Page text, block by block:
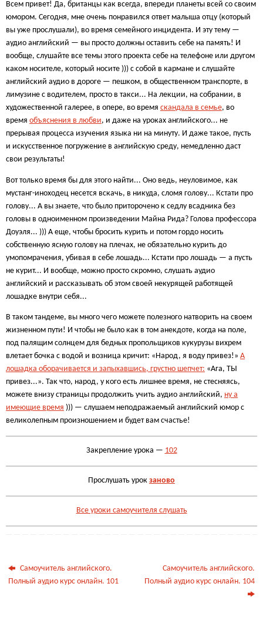
Всем привет! Да, британцы как всегда, впереди планеты всей со своим
юмором. Сегодня, мне очень понравился ответ малыша отцу (который
вы уже прослушали), во время семейного инцидента. И эту тему —
аудио английский — вы просто должны оставить себе на память! И
вообще, слушайте все темы этого проекта себе на телефоне или другом
каком носителе, который носите ))) с собой в кармане и слушайте
английский аудио в дороге — пешком, в общественном транспорте, в
лимузине с водителем, просто в такси... На лекции, на собрании, в
художественной галерее, в опере, во время скандала в семье, во
время объяснения в любви, и даже на уроках английского... не
прерывая процесса изучения языка ни на минуту. И даже такое, пусть
и искусственное погружение в английскую среду, немедленно даст
свои результаты!
Вот только время бы для этого найти... Оно ведь, неуловимое, как
мустанг-иноходец несется вскачь, в никуда, сломя голову... Кстати про
голову... А вы знаете, что было приторочено к седлу всадника без
головы в одноименном произведении Майна Рида? Голова профессора
Доуэля... ))) А еще, чтобы бросить курить и потом гордо носить
собственную ясную голову на плечах, не обязательно курить до
умопомрачения, убивая в себе лошадь... Кстати про лошадь — а пусть
не курит... И вообще, можно просто скромно, слушать аудио
английский и рассказывать об этом своей некурящей работящей
лошадке внутри себя...
В таком тандеме, вы много чего можете полезного натворить на своем
жизненном пути! И чтобы не было как в том анекдоте, когда на поле,
под палящим солнцем для бедных пропольщиков кукурузы вихрем
влетает бочка с водой и возница кричит: «Народ, я воду привез!» А
лошадка оборачивается и запыхавшись, грустно шепчет: «Ага, ТЫ
привез...». Так что, народ, у кого есть лишнее время, не стесняясь,
можете внизу страницы продолжить учить аудио английский, ну а
имеющие время ))) — слушаем неподражаемый английский юмор с
великолепным произношением и будет вам счастье!
Закрепление урока — 102
Прослушать урок заново
Все уроки самоучителя слушать
Самоучитель английского.
Полный аудио курс онлайн. 101
Самоучитель английского.
Полный аудио курс онлайн. 104